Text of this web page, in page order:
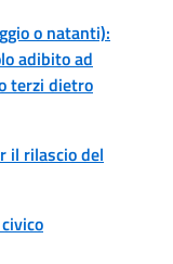
o natanti):
adibito ad
terzi dietro
il rilascio del